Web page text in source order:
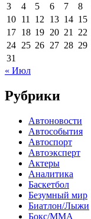
3
4 5 6 7 8
10 11 12 13 14 15
17 18 19 20 21 22
24 25 26 27 28 29
31
« Июл
Рубрики
Автоновости
Автособытия
Автоспорт
Автоэксперт
Актеры
Аналитика
Баскетбол
Безумный мир
Биатлон/Лыжи
Бокс/MMA